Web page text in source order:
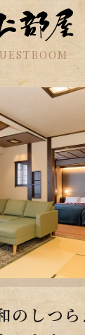
のしつら